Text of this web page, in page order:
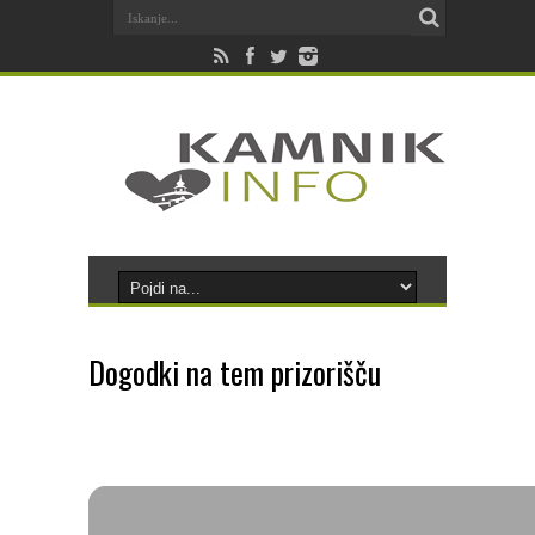
Dogodki na tem prizorišču